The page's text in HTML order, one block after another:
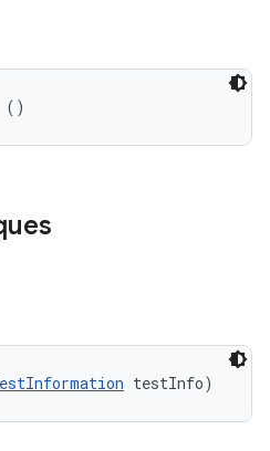
()
testInfo)